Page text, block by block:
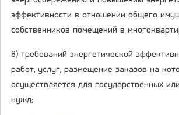
эффективности в отношении общего
собственников помещений в
8) требований энергетической
работ, услуг, размещение заказов на
осуществляется для государственных
нужд;